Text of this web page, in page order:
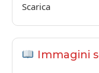
Scarica
Immagini